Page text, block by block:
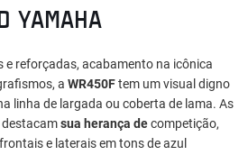
YAMAHA
e reforçadas, acabamento na icônica
a WR450Ftem um visual digno
linha de largada ou coberta de lama. As
destacamsua herança decompetição,
e laterais em tons de azul